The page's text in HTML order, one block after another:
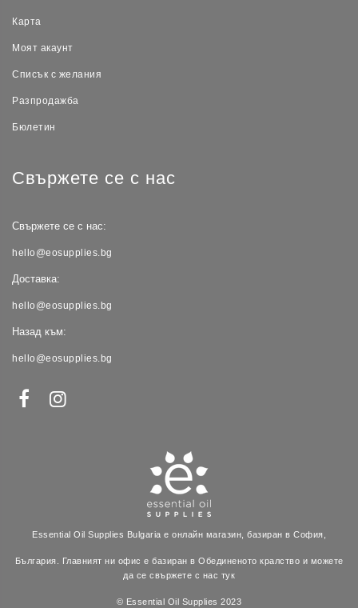
Карта
Моят акаунт
Списък с желания
Разпродажба
Бюлетин
Свържете се с нас
Свържете се с нас:
hello@eosupplies.bg
Доставка:
hello@eosupplies.bg
Назад към:
hello@eosupplies.bg
Essential Oil Supplies Bulgaria е онлайн магазин, базиран в София,
България. Главният ни офис е базиран в Обединеното кралство и можете
да се свържете с нас тук
© Essential Oil Supplies 2023